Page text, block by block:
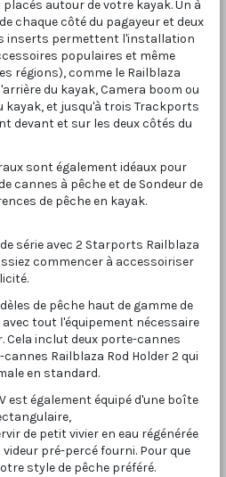
autour de votre kayak. Un à
chaque côté du pagayeur et deux
inserts permettent l'installation
populaires et même
régions), comme le Railblaza
du kayak, Camera boom ou
kayak, et jusqu'à trois Trackports
devant et sur les deux côtés du
sont également idéaux pour
cannes à pêche et de Sondeur de
de pêche en kayak.
série avec 2 Starports Railblaza
commencer à accessoiriser
de pêche haut de gamme de
tout l'équipement nécessaire
Cela inclut deux porte-cannes
Railblaza Rod Holder 2 qui
en standard.
est également équipé d'une boîte
de petit vivier en eau régénérée
pré-percé fourni. Pour que
style de pêche préféré.